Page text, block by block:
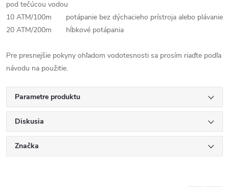
pod tečúcou vodou
10 ATM/100m potápanie bez dýchacieho prístroja alebo plávanie
20 ATM/200m hĺbkové potápania
Pre presnejšie pokyny ohľadom vodotesnosti sa prosím riaďte podľa
návodu na použitie.
Parametre produktu
Diskusia
Značka